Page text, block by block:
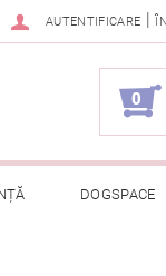
AUTENTIFICARE |
0
DOGSPACE